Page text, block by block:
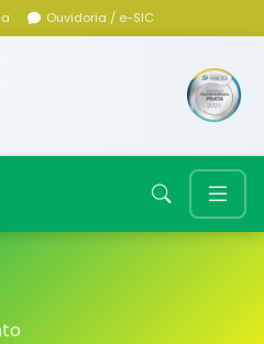
Ouvidoria / e-SIC